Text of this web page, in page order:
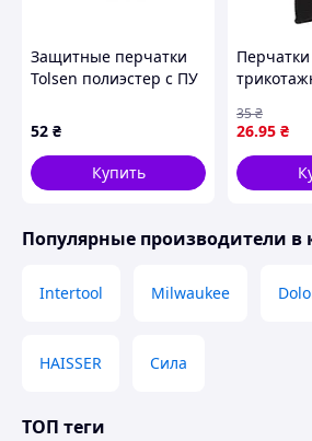
Защитные перчатки
Tolsen полиэстер с ПУ
XXL (11) (45508)
52 ₴
Купить
Перчатки
(черно-
SIGMA
26.95 ₴
35₴
Популярные производители в
Intertool Milwaukee
HAISSER Сила
ТОП теги